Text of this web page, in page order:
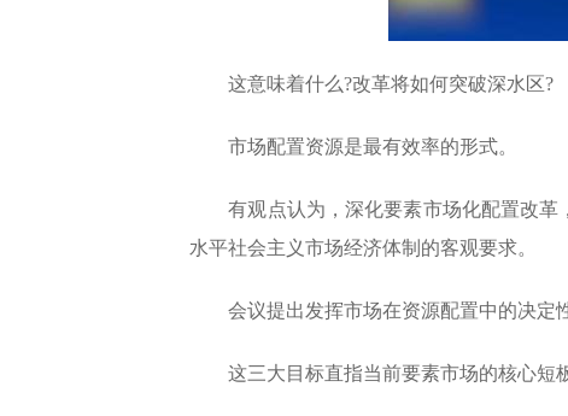
这意味着什么?改革将如何突破深水区?
市场配置资源是最有效率的形式。
有观点认为，深化要素市场化配置改革
水平社会主义市场经济体制的客观要求。
会议提出发挥市场在资源配置中的决定性
这三大目标直指当前要素市场的核心短板